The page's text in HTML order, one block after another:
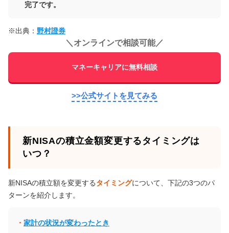
完了です。
※出典： 野村證券
＼ オンラインで相談可能／
マネーキャリアに無料相談
>>公式サイトを見てみる
新NISAの積立金額変更するタイミングは
いつ？
新NISAの積立額を変更するタイミングについて、下記の3つのパ
ターンを紹介します。
家計の状況が変わったとき